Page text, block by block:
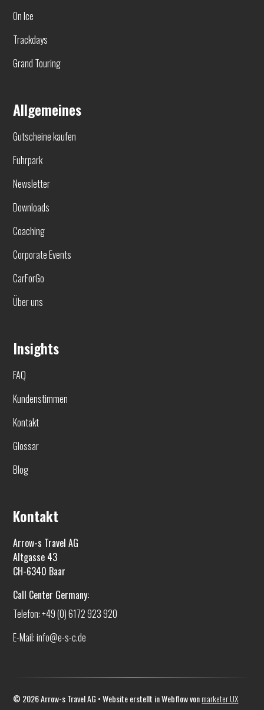
On Ice
Trackdays
Grand Touring
Allgemeines
Gutscheine kaufen
Fuhrpark
Newsletter
Downloads
Coaching
Corporate Events
CarForGo
Über uns
Insights
FAQ
Kundenstimmen
Kontakt
Glossar
Blog
Kontakt
Arrow-s Travel AG
Altgasse 43
CH-6340 Baar
Call Center Germany:
Telefon: +49 (0) 6172 923 920
E-Mail: info@e-s-c.de
© 2026Arrow-s Travel AG • Website erstellt in Webflow vonmarketer UX